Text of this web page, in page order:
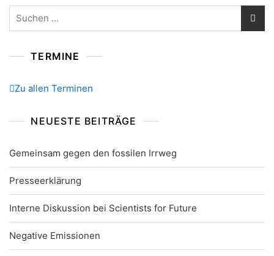
Suchen
TERMINE
Zu allen Terminen
NEUESTE BEITRÄGE
Gemeinsam gegen den fossilen Irrweg
Presseerklärung
Interne Diskussion bei Scientists for Future
Negative Emissionen